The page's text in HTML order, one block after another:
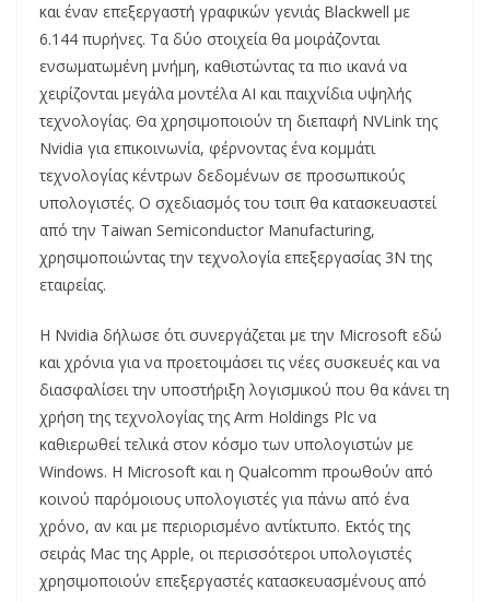
και έναν επεξεργαστή γραφικών γενιάς Blackwell με
6.144 πυρήνες. Τα δύο στοιχεία θα μοιράζονται
ενσωματωμένη μνήμη, καθιστώντας τα πιο ικανά να
χειρίζονται μεγάλα μοντέλα AI και παιχνίδια υψηλής
τεχνολογίας. Θα χρησιμοποιούν τη διεπαφή NVLink της
Nvidia για επικοινωνία, φέρνοντας ένα κομμάτι
τεχνολογίας κέντρων δεδομένων σε προσωπικούς
υπολογιστές. Ο σχεδιασμός του τσιπ θα κατασκευαστεί
από την Taiwan Semiconductor Manufacturing,
χρησιμοποιώντας την τεχνολογία επεξεργασίας 3N της
εταιρείας.
Η Nvidia δήλωσε ότι συνεργάζεται με την Microsoft εδώ
και χρόνια για να προετοιμάσει τις νέες συσκευές και να
διασφαλίσει την υποστήριξη λογισμικού που θα κάνει τη
χρήση της τεχνολογίας της Arm Holdings Plc να
καθιερωθεί τελικά στον κόσμο των υπολογιστών με
Windows. Η Microsoft και η Qualcomm προωθούν από
κοινού παρόμοιους υπολογιστές για πάνω από ένα
χρόνο, αν και με περιορισμένο αντίκτυπο. Εκτός της
σειράς Mac της Apple, οι περισσότεροι υπολογιστές
χρησιμοποιούν επεξεργαστές κατασκευασμένους από